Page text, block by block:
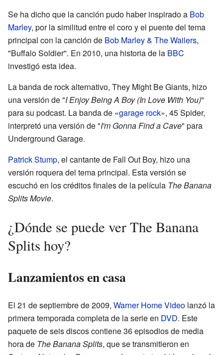
Se ha dicho que la canción pudo haber inspirado a Bob
Marley, por la similitud entre el coro y el puente del tema
principal con la canción de Bob Marley & The Wailers,
"Buffalo Soldier". En 2010, una historia de la BBC
investigó esta idea.
La banda de rock alternativo, They Might Be Giants, hizo
una versión de "I Enjoy Being A Boy (In Love With You)"
para su podcast. La banda de «garage rock», 45 Spider,
interpretó una versión de "I'm Gonna Find a Cave" para
Underground Garage.
Patrick Stump, el cantante de Fall Out Boy, hizo una
versión roquera del tema principal. Esta versión se
escuchó en los créditos finales de la película The Banana
Splits Movie.
¿Dónde se puede ver The Banana
Splits hoy?
Lanzamientos en casa
El 21 de septiembre de 2009, Warner Home Video lanzó la
primera temporada completa de la serie en DVD. Este
paquete de seis discos contiene 36 episodios de media
hora de The Banana Splits, que se transmitieron en